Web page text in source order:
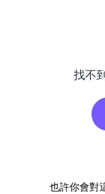
找不
也許你會對